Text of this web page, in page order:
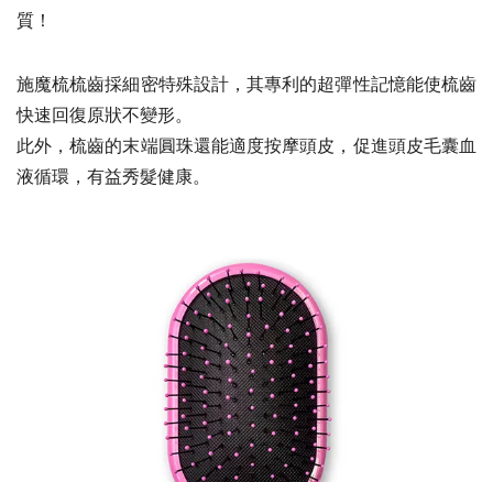
質！
施魔梳梳齒採細密特殊設計，其專利的超彈性記憶能使梳齒
快速回復原狀不變形。
此外，梳齒的末端圓珠還能適度按摩頭皮，促進頭皮毛囊血
液循環，有益秀髮健康。